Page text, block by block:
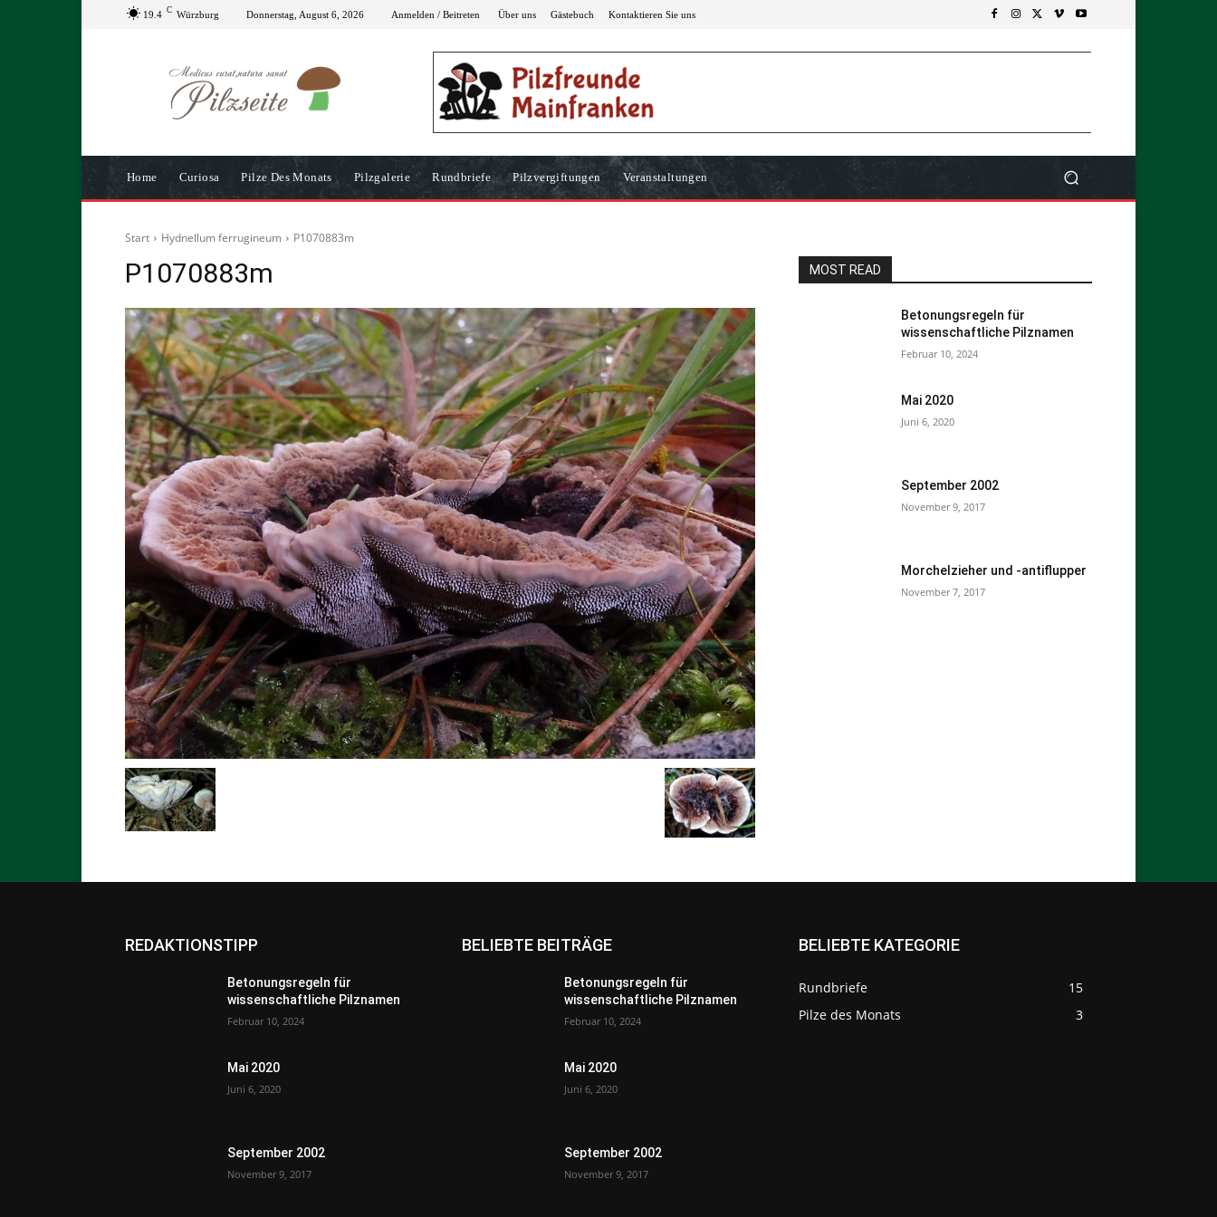
19.4 C Würzburg Donnerstag, August 6, 2026 Anmelden / Beitreten Über uns Gästebuch Kontaktieren Sie uns
Home Curiosa Pilze Des Monats Pilzgalerie Rundbriefe Pilzvergiftungen Veranstaltungen
Start Hydnellum ferrugineum P1070883m
P1070883m MOST READ
Betonungsregeln für
wissenschaftliche Pilznamen
Februar 10, 2024
Mai 2020
Juni 6, 2020
September 2002
November 9, 2017
Morchelzieher und -antiflupper
November 7, 2017
REDAKTIONSTIPP
Betonungsregeln für
wissenschaftliche Pilznamen
Februar 10, 2024
Mai 2020
Juni 6, 2020
September 2002
November 9, 2017
BELIEBTE BEITRÄGE
Betonungsregeln für
wissenschaftliche Pilznamen
Februar 10, 2024
Mai 2020
Juni 6, 2020
September 2002
November 9, 2017
BELIEBTE KATEGORIE
Rundbriefe
15
Pilze des Monats
3